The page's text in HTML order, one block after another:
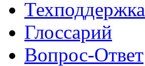
Техподдержка
Глоссарий
Вопрос-Ответ